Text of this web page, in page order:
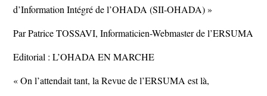
d’Information Intégré de l’OHADA (SII-OHADA) »
Par Patrice TOSSAVI, Informaticien-Webmaster de l’ERSUMA
Editorial : L’OHADA EN MARCHE
« On l’attendait tant, la Revue de l’ERSUMA est là,